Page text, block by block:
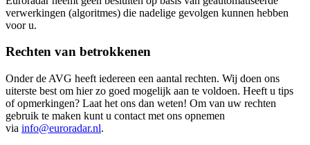
verwerkingen (algoritmes) die nadelige gevolgen kunnen hebben
voor u.
Rechten van betrokkenen
Onder de AVG heeft iedereen een aantal rechten. Wij doen ons
uiterste best om hier zo goed mogelijk aan te voldoen. Heeft u tips
of opmerkingen? Laat het ons dan weten! Om van uw rechten
gebruik te maken kunt u contact met ons opnemen
via info@euroradar.nl.